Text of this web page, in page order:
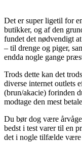
Det er super ligetil for
butikker, og af den
fundet det nødvendigt
– til drenge og piger,
endda nogle gange
Trods dette kan det
diverse internet outlets
(brun/akacie) forinden
modtage den mest
Du bør dog være
bedst i test varer til en
det i nogle tilfælde